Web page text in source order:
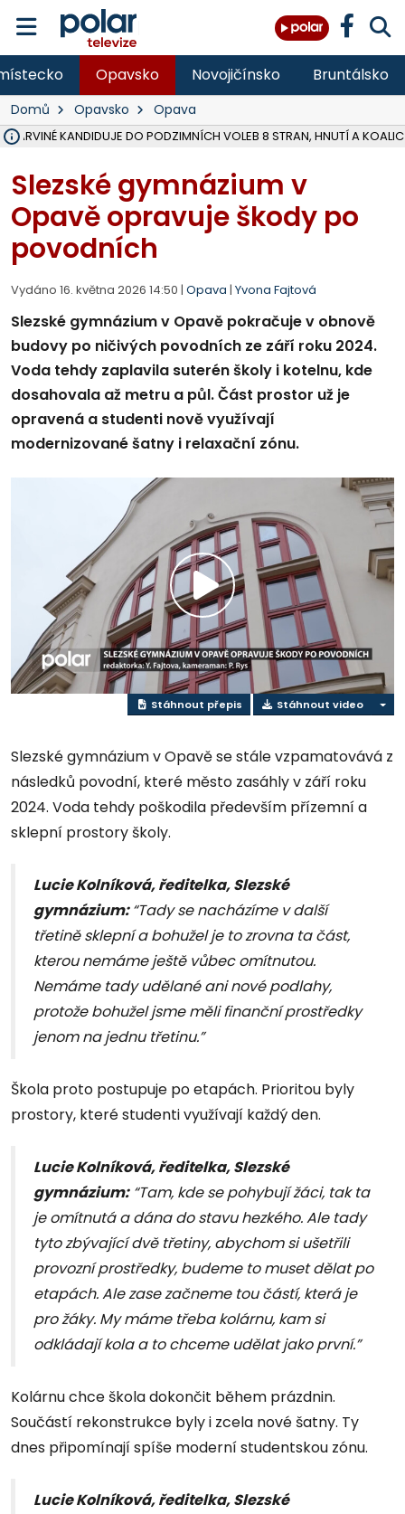
Opavsko Novojičínsko Bruntálsko
Domů Opavsko Opava
V KARVINÉ KANDIDUJE DO PODZIMNÍCH VOLEB 8 STRAN, HNUTÍ A KOALIC
Slezské gymnázium v
Opavě opravuje škody po
povodních
Vydáno 16. května 2026 14:50 | Opava | Yvona Fajtová
Slezské gymnázium v Opavě pokračuje v obnově
budovy po ničivých povodních ze září roku 2024.
Voda tehdy zaplavila suterén školy i kotelnu, kde
dosahovala až metru a půl. Část prostor už je
opravená a studenti nově využívají
modernizované šatny i relaxační zónu.
Přehrát
video
Stáhnout přepis Stáhnout video
Slezské gymnázium v Opavě se stále vzpamatovává z
následků povodní, které město zasáhly v září roku
2024. Voda tehdy poškodila především přízemní a
sklepní prostory školy.
Lucie Kolníková, ředitelka, Slezské
gymnázium:“Tady se nacházíme v další
třetině sklepní a bohužel je to zrovna ta část,
kterou nemáme ještě vůbec omítnutou.
Nemáme tady udělané ani nové podlahy,
protože bohužel jsme měli finanční prostředky
jenom na jednu třetinu.”
Škola proto postupuje po etapách. Prioritou byly
prostory, které studenti využívají každý den.
Lucie Kolníková, ředitelka, Slezské
gymnázium:“Tam, kde se pohybují žáci, tak ta
je omítnutá a dána do stavu hezkého. Ale tady
tyto zbývající dvě třetiny, abychom si ušetřili
provozní prostředky, budeme to muset dělat po
etapách. Ale zase začneme tou částí, která je
pro žáky. My máme třeba kolárnu, kam si
odkládají kola a to chceme udělat jako první.”
Kolárnu chce škola dokončit během prázdnin.
Součástí rekonstrukce byly i zcela nové šatny. Ty
dnes připomínají spíše moderní studentskou zónu.
Lucie Kolníková, ředitelka, Slezské